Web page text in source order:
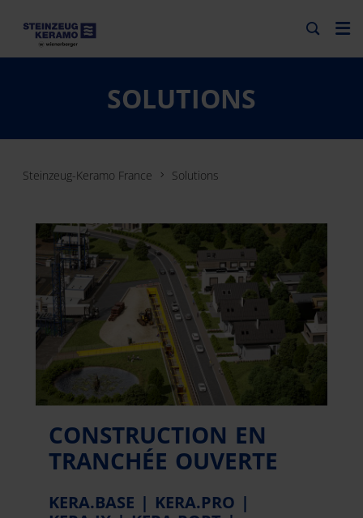
SOLUTIONS
Steinzeug-Keramo France Solutions
CONSTRUCTION EN
TRANCHÉE OUVERTE
KERA.BASE | KERA.PRO |